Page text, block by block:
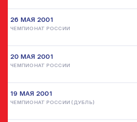
26 МАЯ 2001
ЧЕМПИОНАТ РОССИИ
20 МАЯ 2001
ЧЕМПИОНАТ РОССИИ
19 МАЯ 2001
ЧЕМПИОНАТ РОССИИ (ДУБЛЬ)